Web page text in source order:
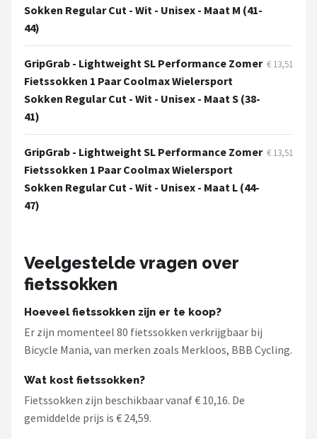
AXA
New Looxs
BBB Cycling
Schwalbe
Voltano
Shimano
Alle merken →
Sokken Regular Cut - Wit - Unisex - Maat M (41-
44)
GripGrab - Lightweight SL Performance Zomer
Fietssokken 1 Paar Coolmax Wielersport
Sokken Regular Cut - Wit - Unisex - Maat S (38-
41)
€ 13,51
GripGrab - Lightweight SL Performance Zomer
Fietssokken 1 Paar Coolmax Wielersport
Sokken Regular Cut - Wit - Unisex - Maat L (44-
47)
€ 13,51
Veelgestelde vragen over
fietssokken
Hoeveel fietssokken zijn er te koop?
Er zijn momenteel 80 fietssokken verkrijgbaar bij
Bicycle Mania, van merken zoals Merkloos, BBB Cycling.
Wat kost fietssokken?
Fietssokken zijn beschikbaar vanaf € 10,16. De
gemiddelde prijs is € 24,59.